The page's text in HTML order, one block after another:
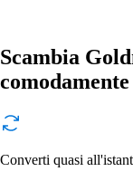
Scambia
Converti quasi